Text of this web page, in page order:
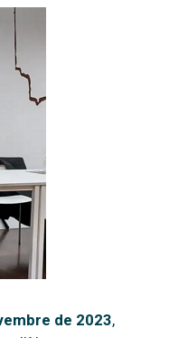
de 2023,